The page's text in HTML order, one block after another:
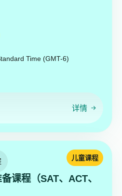
Time (GMT-6)
详情
课程（SAT、ACT、
儿童课程